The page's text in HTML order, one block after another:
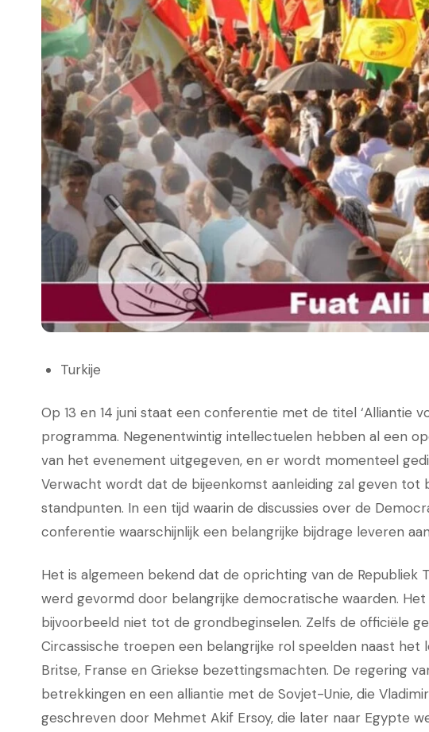
Turkije
Op 13 en 14 juni staat een conferentie met de titel ‘Alliantie
programma. Negenentwintig intellectuelen hebben al een
van het evenement uitgegeven, en er wordt momenteel
Verwacht wordt dat de bijeenkomst aanleiding zal geven tot
standpunten. In een tijd waarin de discussies over de
conferentie waarschijnlijk een belangrijke bijdrage leveren
Het is algemeen bekend dat de oprichting van de Republiek
werd gevormd door belangrijke democratische waarden.
bijvoorbeeld niet tot de grondbeginselen. Zelfs de officiële
Circassische troepen een belangrijke rol speelden naast het
Britse, Franse en Griekse bezettingsmachten. De regering
betrekkingen en een alliantie met de Sovjet-Unie, die
geschreven door Mehmet Akif Ersoy, die later naar Egypte